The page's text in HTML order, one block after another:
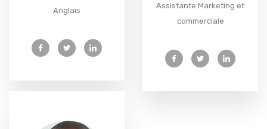
Anglais
Assistante Marketing et
commerciale